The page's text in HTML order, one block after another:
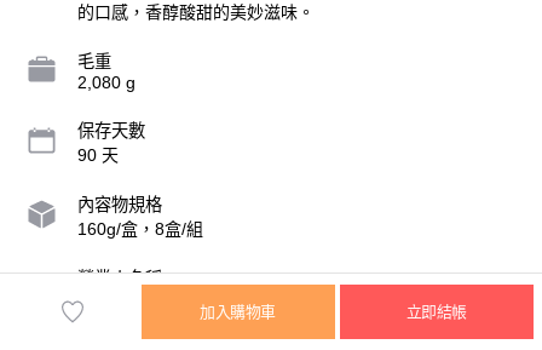
的口感，香醇酸甜的美妙滋味。
毛重
2,080 g
保存天數
90 天
內容物規格
160g/盒，8盒/組
營業人名稱
格麥蛋糕麵包店
加入購物車 立即結帳